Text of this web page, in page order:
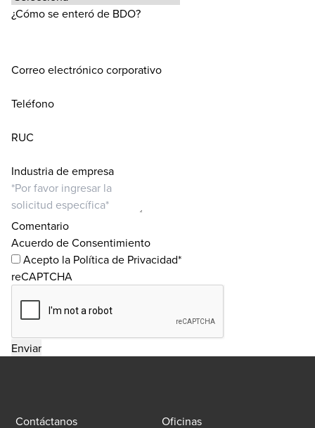
¿Cómo se enteró de BDO?
Correo electrónico corporativo
Teléfono
RUC
Industria de empresa
Comentario
Acuerdo de Consentimiento
Acepto la Política de Privacidad*
reCAPTCHA
Contáctanos Oficinas